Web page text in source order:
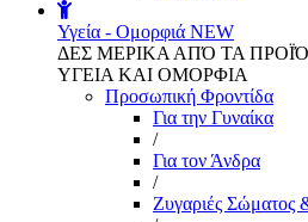
Υγεία - Ομορφιά NEW
ΔΕΣ ΜΕΡΙΚΑ ΑΠΌ ΤΑ
ΥΓΕΙΑ ΚΑΙ ΟΜΟΡΦΙΑ
Προσωπική Φροντίδα
Για την Γυναίκα
/
Για τον Άνδρα
/
Ζυγαριές Σώματος